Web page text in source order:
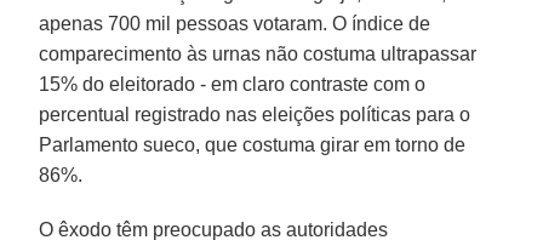
apenas 700 mil pessoas votaram. O índice de
comparecimento às urnas não costuma ultrapassar
15% do eleitorado - em claro contraste com o
percentual registrado nas eleições políticas para o
Parlamento sueco, que costuma girar em torno de
86%.
O êxodo têm preocupado as autoridades